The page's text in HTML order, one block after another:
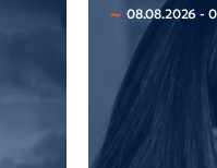
08.08.2026 -